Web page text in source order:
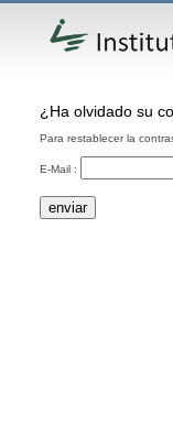
¿Ha olvidado su
Para restablecer la
E-Mail :